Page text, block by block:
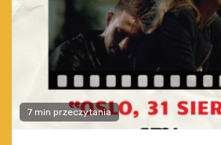
7 min przeczytania